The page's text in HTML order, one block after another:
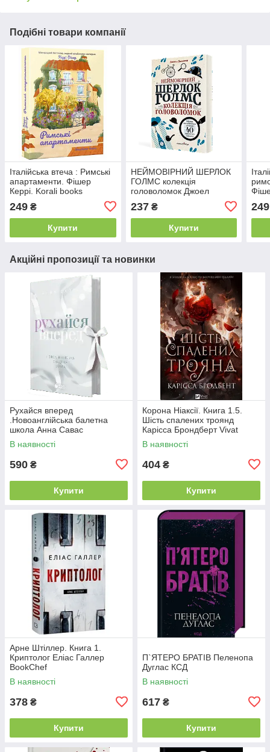
Подібні товари компанії
Італійська втеча : Римські
апартаменти. Фішер
Керрі. Korali books
249 ₴
Купити
НЕЙМОВІРНИЙ ШЕРЛОК
ГОЛМС колекція
головоломок Джоел
237₴
Купити
249
Акційні пропозиції та новинки
Рухайся вперед
.Новоанглійська балетна
школа Анна Савас
READBERRY
В наявності
590 ₴
Купити
Корона Ніаксії. Книга 1.5.
Шість спалених троянд
Карісса Брондберт Vivat
В наявності
404 ₴
Купити
Арне Штіллер. Книга 1.
Криптолог Еліас Галлер
BookChef
В наявності
378 ₴
Купити
П`ЯТЕРО БРАТІВ Пеленопа
Дуглас КСД
В наявності
617 ₴
Купити